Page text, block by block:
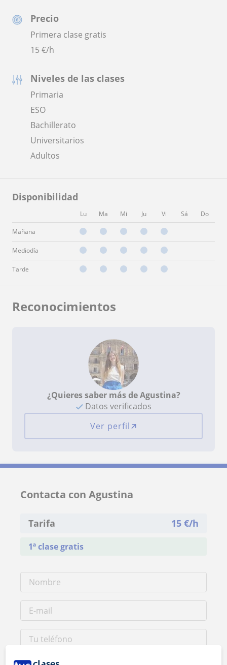
Precio
Primera clase gratis
15€/h
Niveles de las clases
Primaria
ESO
Bachillerato
Universitarios
Adultos
Disponibilidad
Lu Ma Mi Ju Vi Sá Do
Mañana
Mediodía
Tarde
Reconocimientos
¿Quieres saber más de Agustina?
Datos verificados
Ver perfil
Contacta con Agustina
Tarifa 15 €/h
1ª clase gratis